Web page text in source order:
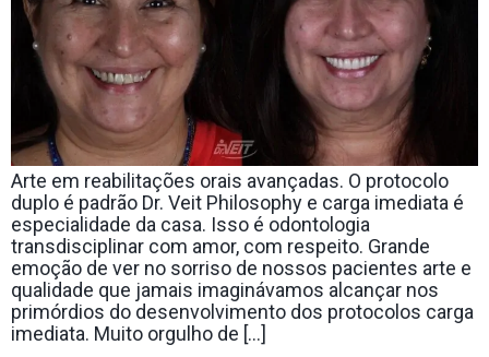
Arte em reabilitações orais avançadas. O protocolo
duplo é padrão Dr. Veit Philosophy e carga imediata é
especialidade da casa. Isso é odontologia
transdisciplinar com amor, com respeito. Grande
emoção de ver no sorriso de nossos pacientes arte e
qualidade que jamais imaginávamos alcançar nos
primórdios do desenvolvimento dos protocolos carga
imediata. Muito orgulho de […]